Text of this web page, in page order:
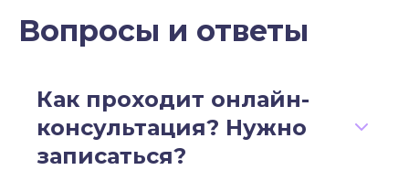
Вопросы и ответы
Как проходит онлайн-
консультация? Нужно
записаться?